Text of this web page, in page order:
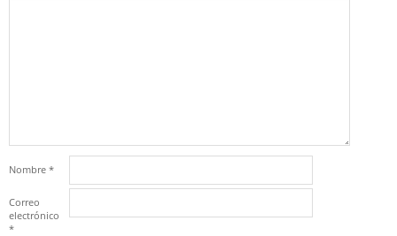
Nombre *
Correo
electrónico
*